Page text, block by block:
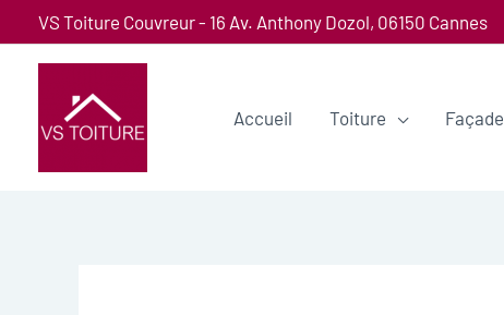
VS Toiture Couvreur - 16 Av. Anthony Dozol, 06150 Cannes
Accueil Toiture Façade